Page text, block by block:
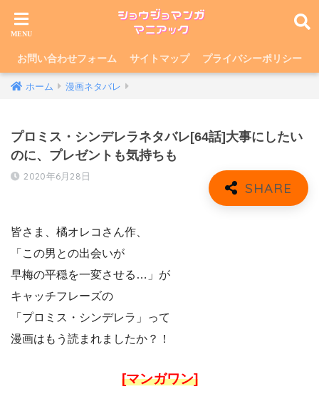
お問い合わせフォーム サイトマップ プライバシーポリシー
ホーム 漫画ネタバレ
プロミス・シンデレラネタバレ[64話]大事にしたい
のに、プレゼントも気持ちも
2020年6月28日
皆さま、橘オレコさん作、
「この男との出会いが
早梅の平穏を一変させる…」が
キャッチフレーズの
「プロミス・シンデレラ」って
漫画はもう読まれましたか？！
[マンガワン]